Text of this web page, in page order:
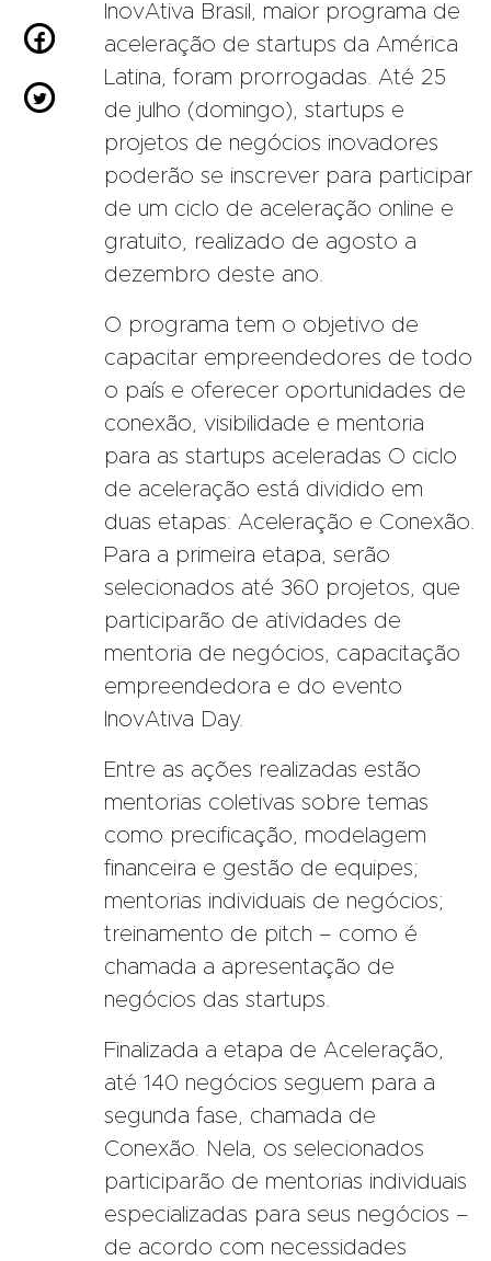


InovAtiva Brasil, maior programa de
aceleração de startups da América
Latina, foram prorrogadas. Até 25
de julho (domingo), startups e
projetos de negócios inovadores
poderão se inscrever para participar
de um ciclo de aceleração online e
gratuito, realizado de agosto a
dezembro deste ano.
O programa tem o objetivo de
capacitar empreendedores de todo
o país e oferecer oportunidades de
conexão, visibilidade e mentoria
para as startups aceleradas O ciclo
de aceleração está dividido em
duas etapas: Aceleração e Conexão.
Para a primeira etapa, serão
selecionados até 360 projetos, que
participarão de atividades de
mentoria de negócios, capacitação
empreendedora e do evento
InovAtiva Day.
Entre as ações realizadas estão
mentorias coletivas sobre temas
como precificação, modelagem
financeira e gestão de equipes;
mentorias individuais de negócios;
treinamento de pitch – como é
chamada a apresentação de
negócios das startups.
Finalizada a etapa de Aceleração,
até 140 negócios seguem para a
segunda fase, chamada de
Conexão. Nela, os selecionados
participarão de mentorias individuais
especializadas para seus negócios –
de acordo com necessidades